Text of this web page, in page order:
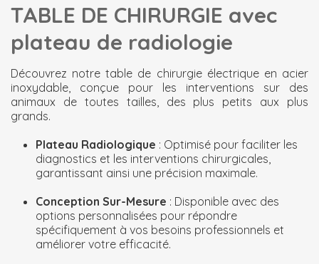
TABLE DE CHIRURGIE avec
plateau de radiologie
Découvrez notre table de chirurgie électrique en acier
inoxydable, conçue pour les interventions sur des
animaux de toutes tailles, des plus petits aux plus
grands.
Plateau Radiologique : Optimisé pour faciliter les
diagnostics et les interventions chirurgicales,
garantissant ainsi une précision maximale.
Conception Sur-Mesure : Disponible avec des
options personnalisées pour répondre
spécifiquement à vos besoins professionnels et
améliorer votre efficacité.